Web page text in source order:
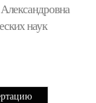
наук